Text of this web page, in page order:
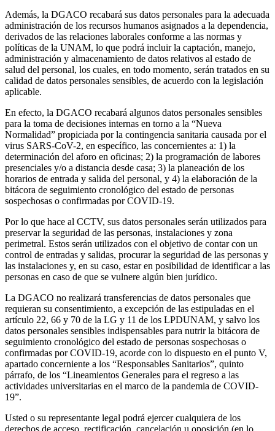
Además, la DGACO recabará sus datos personales para la adecuada
administración de los recursos humanos asignados a la dependencia,
derivados de las relaciones laborales conforme a las normas y
políticas de la UNAM, lo que podrá incluir la captación, manejo,
administración y almacenamiento de datos relativos al estado de
salud del personal, los cuales, en todo momento, serán tratados en su
calidad de datos personales sensibles, de acuerdo con la legislación
aplicable.
En efecto, la DGACO recabará algunos datos personales sensibles
para la toma de decisiones internas en torno a la “Nueva
Normalidad” propiciada por la contingencia sanitaria causada por el
virus SARS-CoV-2, en específico, las concernientes a: 1) la
determinación del aforo en oficinas; 2) la programación de labores
presenciales y/o a distancia desde casa; 3) la planeación de los
horarios de entrada y salida del personal, y 4) la elaboración de la
bitácora de seguimiento cronológico del estado de personas
sospechosas o confirmadas por COVID-19.
Por lo que hace al CCTV, sus datos personales serán utilizados para
preservar la seguridad de las personas, instalaciones y zona
perimetral. Estos serán utilizados con el objetivo de contar con un
control de entradas y salidas, procurar la seguridad de las personas y
las instalaciones y, en su caso, estar en posibilidad de identificar a las
personas en caso de que se vulnere algún bien jurídico.
La DGACO no realizará transferencias de datos personales que
requieran su consentimiento, a excepción de las estipuladas en el
artículo 22, 66 y 70 de la LG y 11 de los LPDUNAM, y salvo los
datos personales sensibles indispensables para nutrir la bitácora de
seguimiento cronológico del estado de personas sospechosas o
confirmadas por COVID-19, acorde con lo dispuesto en el punto V,
apartado concerniente a los “Responsables Sanitarios”, quinto
párrafo, de los “Lineamientos Generales para el regreso a las
actividades universitarias en el marco de la pandemia de COVID-
19”.
Usted o su representante legal podrá ejercer cualquiera de los